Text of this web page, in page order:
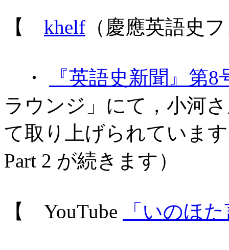
【 khelf （慶應英語史
・
『英語史新聞』第8
ラウンジ」にて，小河
て取り上げられていま
Part 2 が続きます）
【 YouTube 「いのほ